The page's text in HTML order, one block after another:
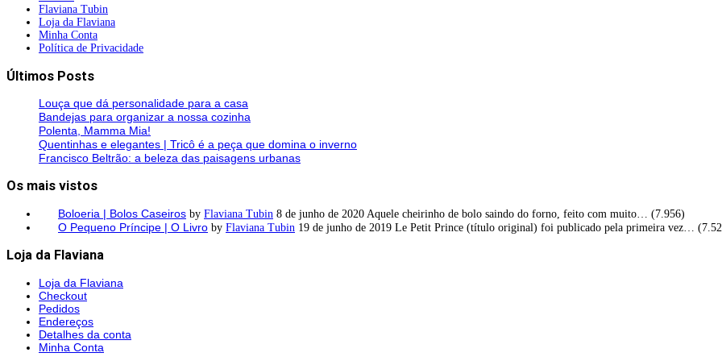
Flaviana Tubin
Loja da Flaviana
Minha Conta
Política de Privacidade
Últimos Posts
Louça que dá personalidade para a casa
Bandejas para organizar a nossa cozinha
Polenta, Mamma Mia!
Quentinhas e elegantes | Tricô é a peça que domina o inverno
Francisco Beltrão: a beleza das paisagens urbanas
Os mais vistos
Boloeria | Bolos Caseiros by Flaviana Tubin 8 de junho de 2020 Aquele cheirinho de bolo saindo do forno, feito com muito… (7.956)
O Pequeno Príncipe | O Livro by Flaviana Tubin 19 de junho de 2019 Le Petit Prince (título original) foi publicado pela primeira vez…
Loja da Flaviana
Loja da Flaviana
Checkout
Pedidos
Endereços
Detalhes da conta
Minha Conta